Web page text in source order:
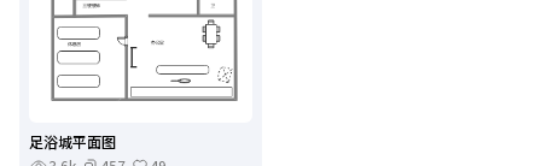
足浴城平面图